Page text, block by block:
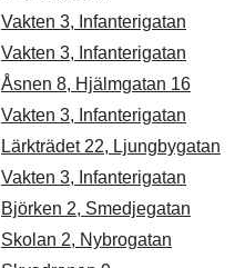
Vakten 3, Infanterigatan
Vakten 3, Infanterigatan
Åsnen 8, Hjälmgatan 16
Vakten 3, Infanterigatan
Lärkträdet 22, Ljungbygatan
Vakten 3, Infanterigatan
Björken 2, Smedjegatan
Skolan 2, Nybrogatan